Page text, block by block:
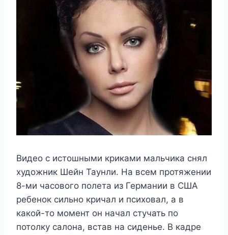
Видео с истошными криками мальчика снял
художник Шейн Таунли. На всем протяжении
8-ми часового полета из Германии в США
ребенок сильно кричал и психовал, а в
какой-то момент он начал стучать по
потолку салона, встав на сиденье. В кадре